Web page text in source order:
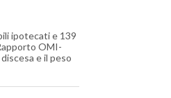
ipotecati e 139
OMI-
e il peso